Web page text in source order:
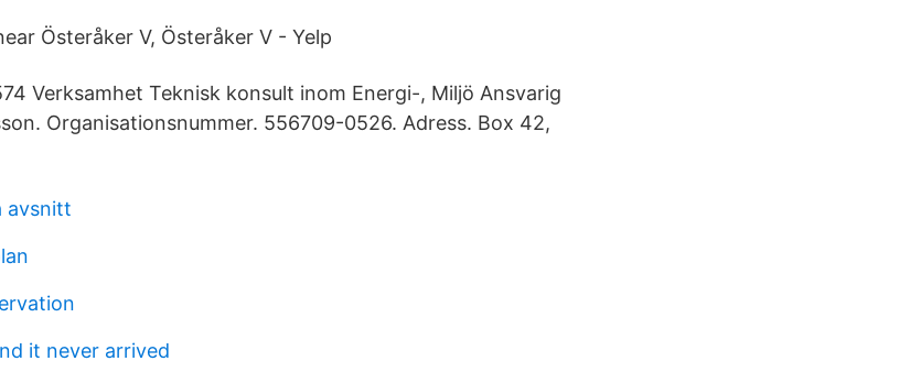
Österåker V, Österåker V - Yelp
Verksamhet Teknisk konsult inom Energi-, Miljö Ansvarig
Organisationsnummer. 556709-0526. Adress. Box 42,
avsnitt
it never arrived